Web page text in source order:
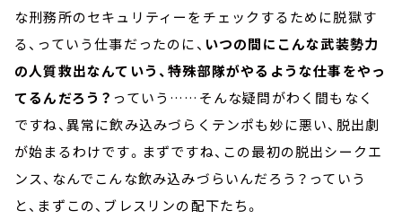
な刑務所のセキュリティーをチェックするために脱獄す
る、っていう仕事だったのに、 いつの間にこんな武装勢力
の人質救出なんていう、特殊部隊がやるような仕事をやっ
てるんだろう？ っていう……そんな疑問がわく間もなく
ですね、異常に飲み込みづらくテンポも妙に悪い、脱出劇
が始まるわけです。まずですね、この最初の脱出シークエ
ンス、なんでこんな飲み込みづらいんだろう？っていう
と、まずこの、ブレスリンの配下たち。